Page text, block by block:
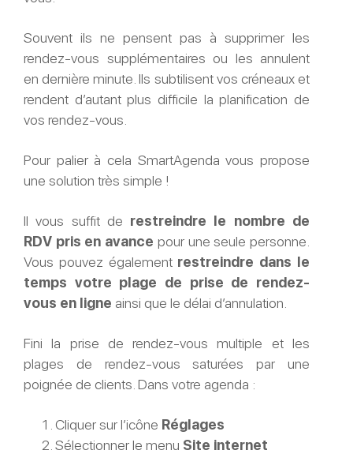
Souvent ils ne pensent pas à supprimer les
rendez-vous supplémentaires ou les annulent
en dernière minute. Ils subtilisent vos créneaux et
rendent d’autant plus difficile la planification de
vos rendez-vous.
Pour palier à cela SmartAgenda vous propose
une solution très simple !
Il vous suffit de restreindre le nombre de
RDV pris en avance pour une seule personne.
Vous pouvez également restreindre dans le
temps votre plage de prise de rendez-
vous en ligne ainsi que le délai d’annulation.
Fini la prise de rendez-vous multiple et les
plages de rendez-vous saturées par une
poignée de clients. Dans votre agenda :
Cliquer sur l’icône Réglages
Sélectionner le menu Site internet